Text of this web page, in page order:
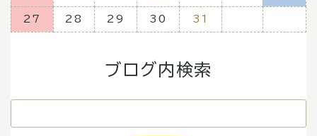
27 28 29 30 31
ブログ内検索